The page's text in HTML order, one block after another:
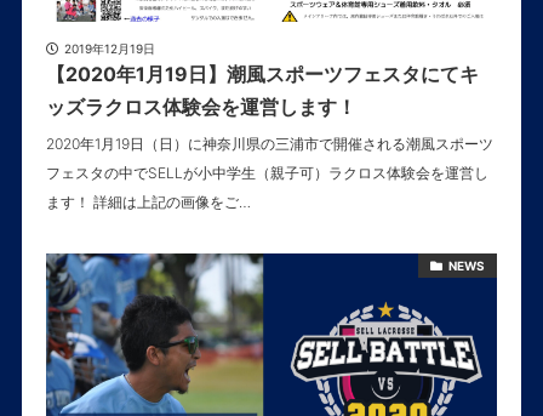
2019年12月19日
【2020年1月19日】潮風スポーツフェスタにてキ
ッズラクロス体験会を運営します！
2020年1月19日（日）に神奈川県の三浦市で開催される潮風スポーツ
フェスタの中でSELLが小中学生（親子可）ラクロス体験会を運営し
ます！ 詳細は上記の画像をご…
NEWS